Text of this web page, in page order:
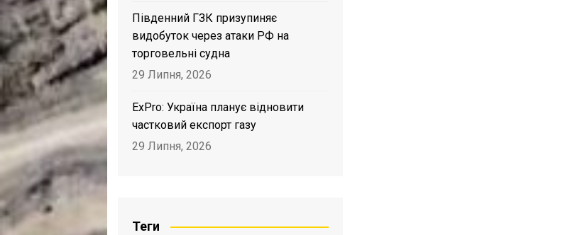
Південний ГЗК призупиняє
видобуток через атаки РФ на
торговельні судна
29 Липня, 2026
ExPro: Україна планує відновити
частковий експорт газу
29 Липня, 2026
Теги